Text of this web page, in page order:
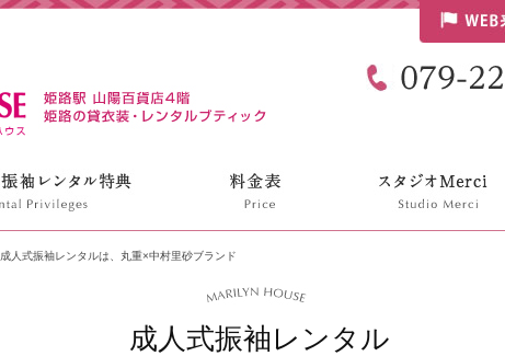
成人式振袖レンタルは、丸重×中村里砂ブランド
成人式振袖レンタル